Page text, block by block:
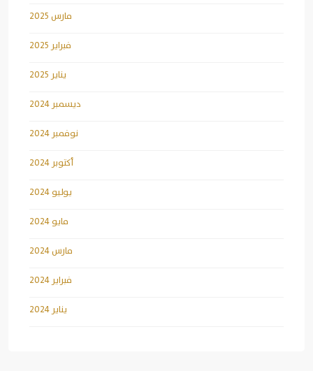
مارس 2025
فبراير 2025
يناير 2025
ديسمبر 2024
نوفمبر 2024
أكتوبر 2024
يوليو 2024
مايو 2024
مارس 2024
فبراير 2024
يناير 2024